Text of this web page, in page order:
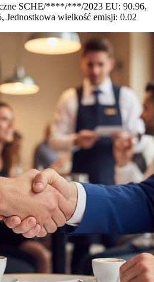
SCHE/****/***/2023 EU: 90.96,
Jednostkowa wielkość emisji: 0.02